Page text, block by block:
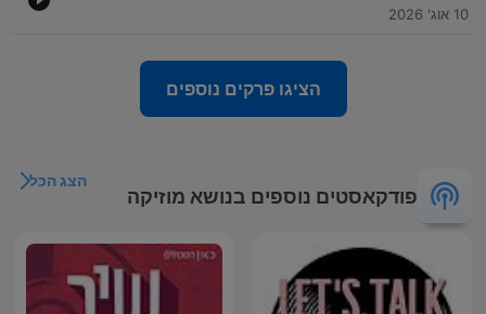
10 אוג' 2026
הציגו פרקים נוספים
פודקאסטים נוספים בנושא מוזיקה
הצג הכל